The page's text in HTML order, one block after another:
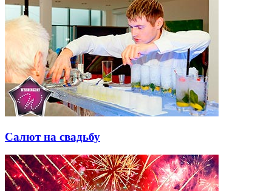
Салют на свадьбу